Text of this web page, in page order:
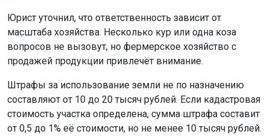
Юрист уточнил, что ответственность зависит от
масштаба хозяйства. Несколько кур или одна коза
вопросов не вызовут, но фермерское хозяйство с
продажей продукции привлечёт внимание.
Штрафы за использование земли не по назначению
составляют от 10 до 20 тысяч рублей. Если кадастровая
стоимость участка определена, сумма штрафа составит
от 0,5 до 1% её стоимости, но не менее 10 тысяч рублей.